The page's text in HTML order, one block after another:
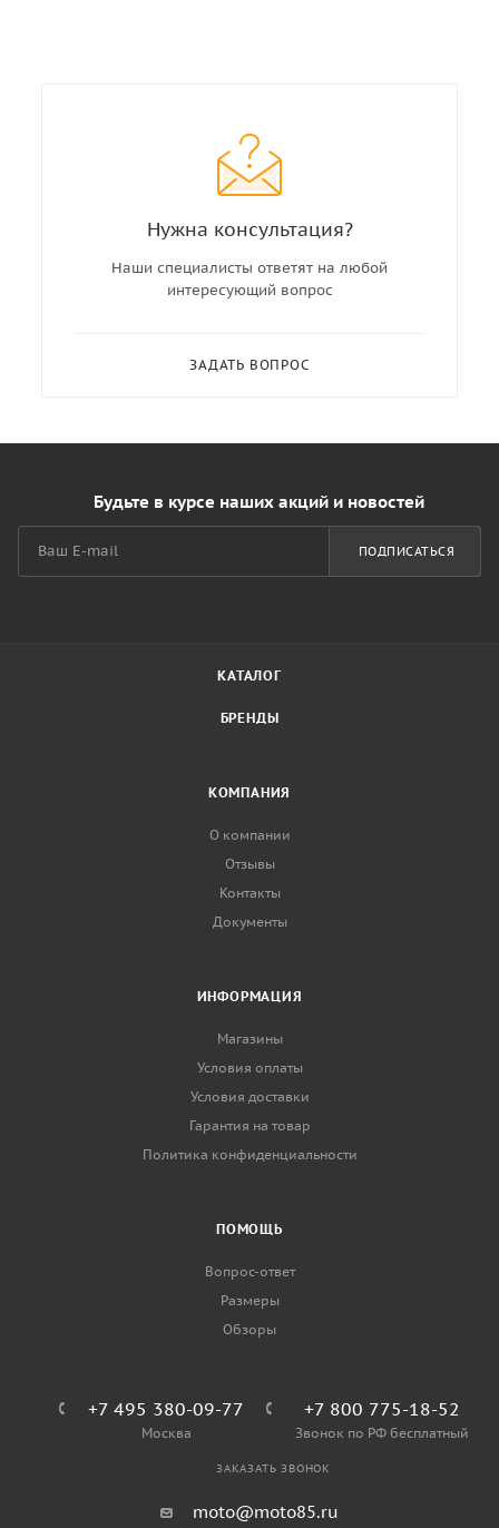
Нужна консультация?
Наши специалисты ответят на любой
интересующий вопрос
ЗАДАТЬ ВОПРОС
Будьте в курсе наших акций и новостей
ПОДПИСАТЬСЯ
КАТАЛОГ
БРЕНДЫ
КОМПАНИЯ
О компании
Отзывы
Контакты
Документы
ИНФОРМАЦИЯ
Магазины
Условия оплаты
Условия доставки
Гарантия на товар
Политика конфиденциальности
ПОМОЩЬ
Вопрос-ответ
Размеры
Обзоры
+7 495 380-09-77
Москва
+7 800 775-18-52
Звонок по РФ бесплатный
ЗАКАЗАТЬ ЗВОНОК
moto@moto85.ru